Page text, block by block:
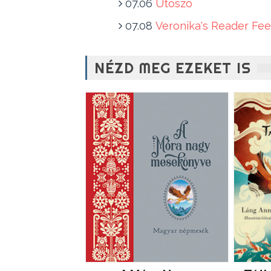
07.06 Utószó
07.08 Veronika's Reader
NÉZD MEG EZEKET IS